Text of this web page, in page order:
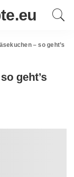
– so geht’s
geht’s